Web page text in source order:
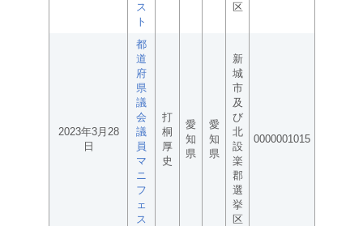
ス
ト
区
2023年3月28
日
都
道
府
県
議
会
議
員
マ
ニ
フ
ェ
ス
打
桐
厚
史
愛
知
県
愛
知
県
新
城
市
及
び
北
設
楽
郡
選
挙
区
0000001015